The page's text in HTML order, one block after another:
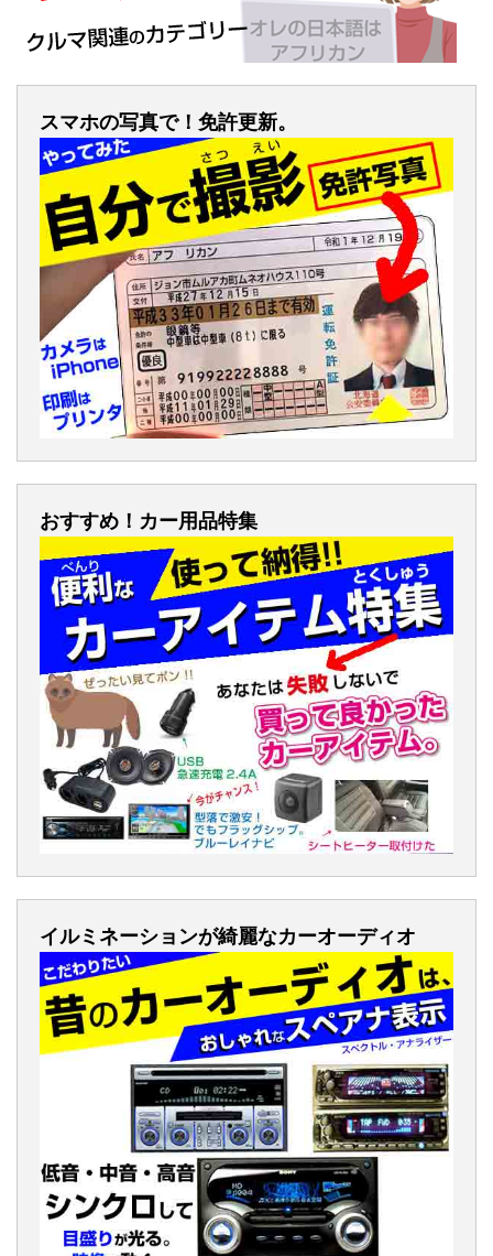
スマホの写真で！免許更新。
おすすめ！カー用品特集
イルミネーションが綺麗なカーオーディオ